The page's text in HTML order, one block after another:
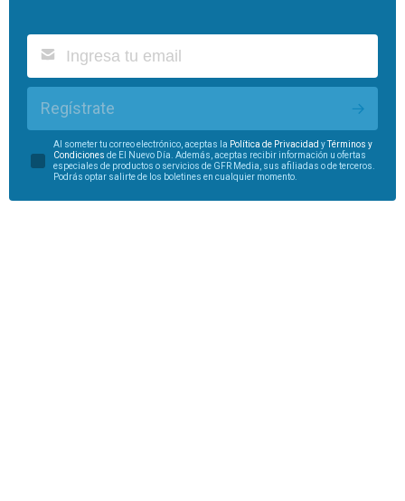
Regístrate
Al someter tu correo electrónico, aceptas la Política de Privacidad yTérminos y
Condiciones de El Nuevo Día. Además, aceptas recibir información u ofertas
especiales de productos o servicios de GFR Media, sus afiliadas o de terceros.
Podrás optar salirte de los boletines en cualquier momento.